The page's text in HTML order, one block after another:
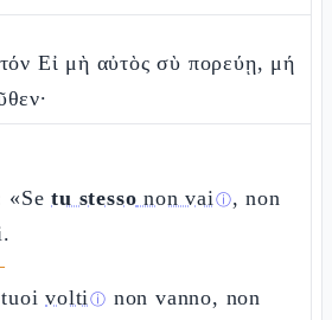
Εἰ μὴ αὐτὸς σὺ πορεύῃ, μή
«Setu stesso non vaiⓘ, non
tuoivoltiⓘ non vanno, non